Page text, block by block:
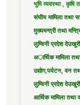
भुमि व्यवस्था , कृषि
संघीय मामिला तथा
मुख्यमन्त्री तथा
लुम्विनी प्रदेश
अार्थिक मामिला
उद्याेग,पर्यटन, वन
लुम्विनी प्रदेश
आर्थिक मामिला